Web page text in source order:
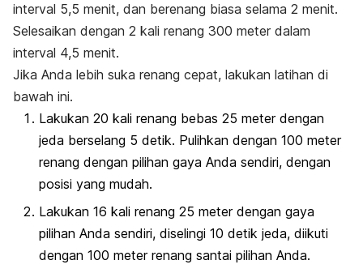
interval 5,5 menit, dan berenang biasa selama 2 menit.
Selesaikan dengan 2 kali renang 300 meter dalam
interval 4,5 menit.
Jika Anda lebih suka renang cepat, lakukan latihan di
bawah ini.
Lakukan 20 kali renang bebas 25 meter dengan
jeda berselang 5 detik. Pulihkan dengan 100 meter
renang dengan pilihan gaya Anda sendiri, dengan
posisi yang mudah.
Lakukan 16 kali renang 25 meter dengan gaya
pilihan Anda sendiri, diselingi 10 detik jeda, diikuti
dengan 100 meter renang santai pilihan Anda.